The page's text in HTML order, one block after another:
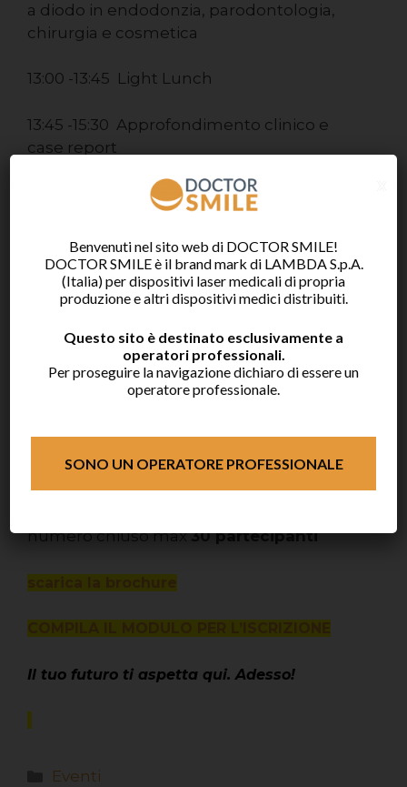
a diodo in endodonzia, parodontologia,
chirurgia e cosmetica
13:00 -13:45 Light Lunch
13:45 -15:30 Approfondimento clinico e
case report
• Protocolli clinici da adottare
15:30 -16:30 Approfondimento e
simulazioni di utilizzo
• Visione dell’apparecchiatura e
impostazioni tecniche
• Manovre di utilizzo e manutenzione
• Simulazioni pratiche su tessuto animale
INFORMAZIONI GENERALI E ISCRIZIONE
EVENTO A NUMERO CHIUSO
numero chiuso max30 partecipanti
Il tuo futuro ti aspetta qui. Adesso!
Eventi
Benvenuti nel sito web di DOCTOR SMILE!
DOCTOR SMILE è il brand mark di LAMBDA S.p.A.
(Italia) per dispositivi laser medicali di propria
produzione e altri dispositivi medici distribuiti.
Questo sito è destinato esclusivamente a
operatori professionali.
Per proseguire la navigazione dichiaro di essere un
operatore professionale.
SONO UN OPERATORE PROFESSIONALE